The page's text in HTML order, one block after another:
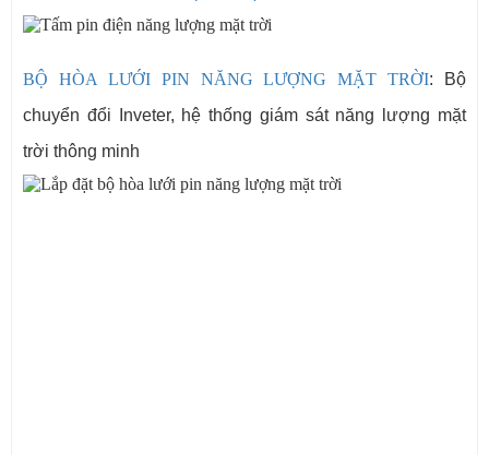
BỘ HÒA LƯỚI PIN NĂNG LƯỢNG MẶT TRỜI: Bộ
chuyển đổi Inveter, hệ thống giám sát năng lượng mặt
trời thông minh